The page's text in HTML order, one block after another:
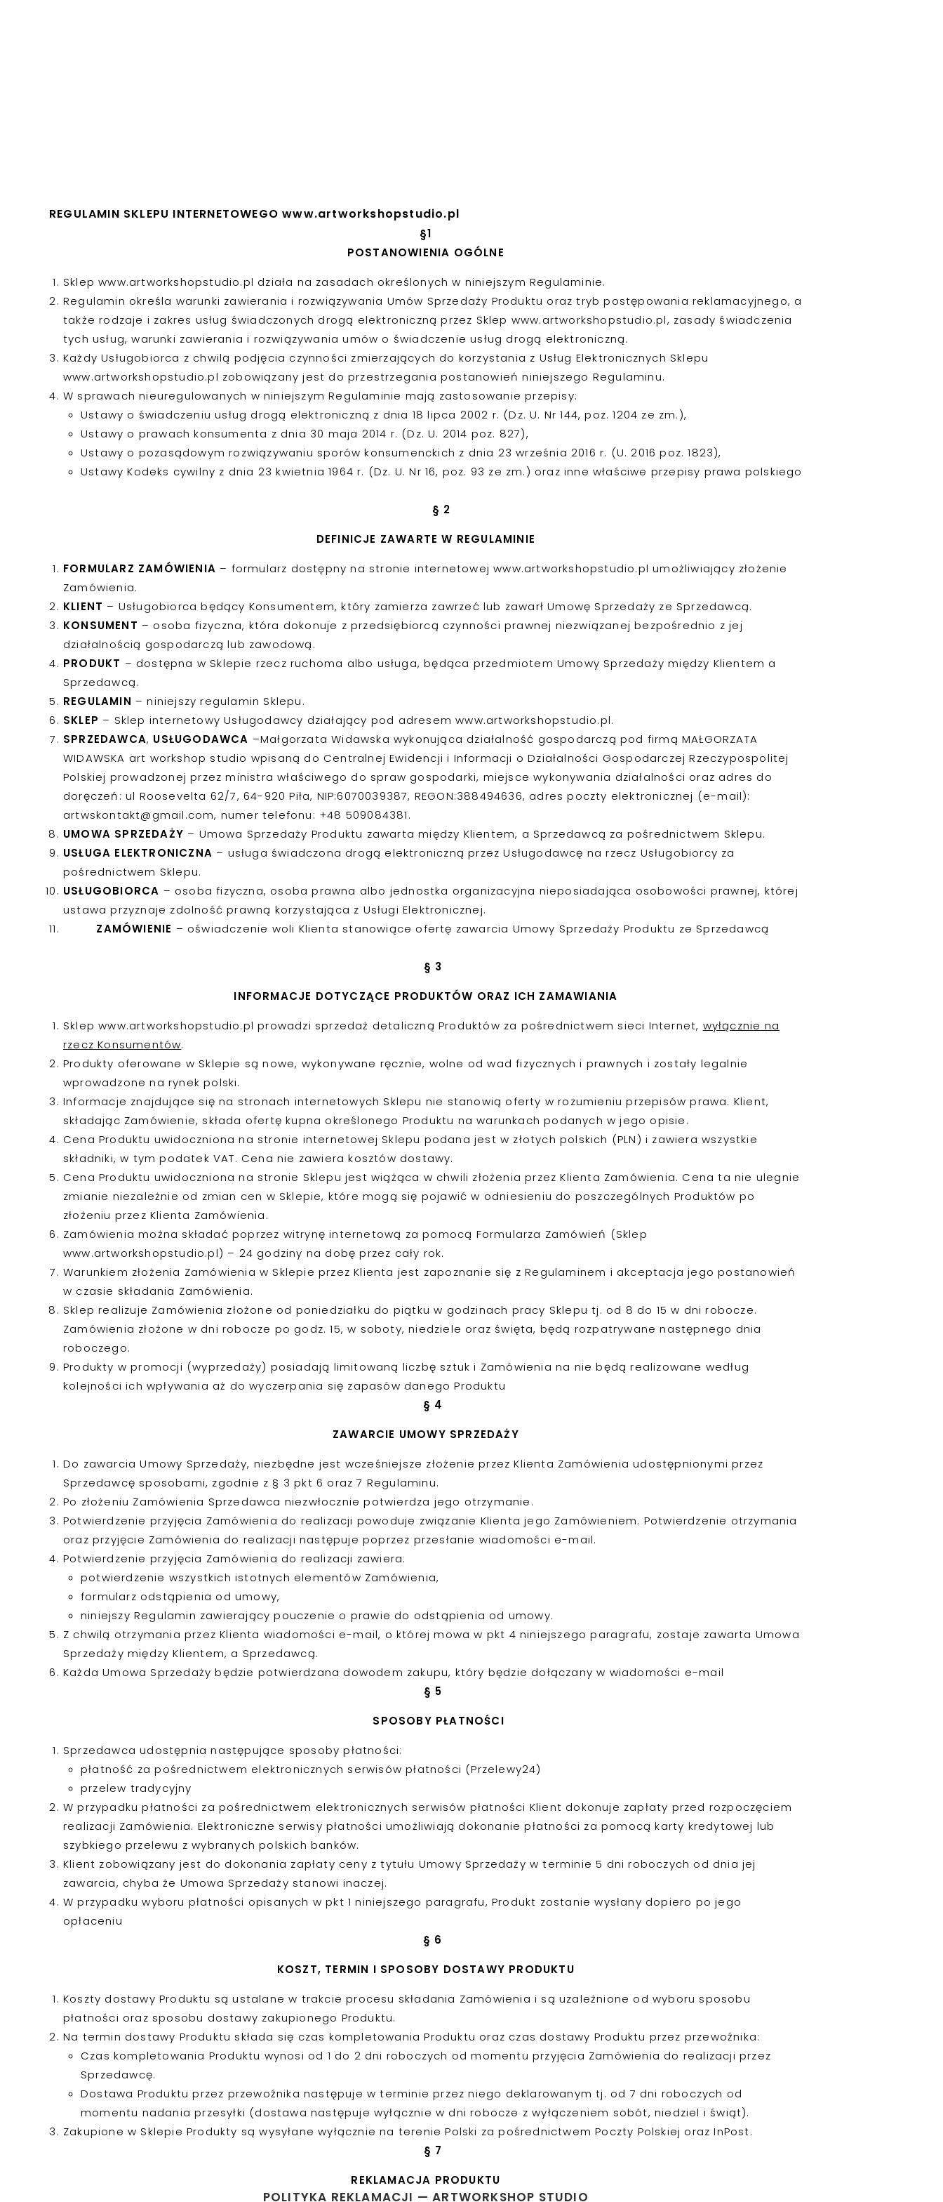
REGULAMIN SKLEPU INTERNETOWEGO www.artworkshopstudio.pl
§1
POSTANOWIENIA OGÓLNE
Sklep www.artworkshopstudio.pl działa na zasadach określonych w niniejszym Regulaminie.
Regulamin określa warunki zawierania i rozwiązywania Umów Sprzedaży Produktu oraz tryb postępowania reklamacyjnego, a
także rodzaje i zakres usług świadczonych drogą elektroniczną przez Sklep www.artworkshopstudio.pl, zasady świadczenia
tych usług, warunki zawierania i rozwiązywania umów o świadczenie usług drogą elektroniczną.
Każdy Usługobiorca z chwilą podjęcia czynności zmierzających do korzystania z Usług Elektronicznych Sklepu
www.artworkshopstudio.pl zobowiązany jest do przestrzegania postanowień niniejszego Regulaminu.
W sprawach nieuregulowanych w niniejszym Regulaminie mają zastosowanie przepisy:
Ustawy o świadczeniu usług drogą elektroniczną z dnia 18 lipca 2002 r. (Dz. U. Nr 144, poz. 1204 ze zm.),
Ustawy o prawach konsumenta z dnia 30 maja 2014 r. (Dz. U. 2014 poz. 827),
Ustawy o pozasądowym rozwiązywaniu sporów konsumenckich z dnia 23 września 2016 r. (U. 2016 poz. 1823),
Ustawy Kodeks cywilny z dnia 23 kwietnia 1964 r. (Dz. U. Nr 16, poz. 93 ze zm.) oraz inne właściwe przepisy prawa polskiego
§ 2
DEFINICJE ZAWARTE W REGULAMINIE
FORMULARZ ZAMÓWIENIA – formularz dostępny na stronie internetowej www.artworkshopstudio.pl umożliwiający złożenie
Zamówienia.
KLIENT – Usługobiorca będący Konsumentem, który zamierza zawrzeć lub zawarł Umowę Sprzedaży ze Sprzedawcą.
KONSUMENT – osoba fizyczna, która dokonuje z przedsiębiorcą czynności prawnej niezwiązanej bezpośrednio z jej
działalnością gospodarczą lub zawodową.
PRODUKT – dostępna w Sklepie rzecz ruchoma albo usługa, będąca przedmiotem Umowy Sprzedaży między Klientem a
Sprzedawcą.
REGULAMIN – niniejszy regulamin Sklepu.
SKLEP – Sklep internetowy Usługodawcy działający pod adresem www.artworkshopstudio.pl.
SPRZEDAWCA, USŁUGODAWCA –Małgorzata Widawska wykonująca działalność gospodarczą pod firmą MAŁGORZATA
WIDAWSKA art workshop studio wpisaną do Centralnej Ewidencji i Informacji o Działalności Gospodarczej Rzeczypospolitej
Polskiej prowadzonej przez ministra właściwego do spraw gospodarki, miejsce wykonywania działalności oraz adres do
doręczeń: ul Roosevelta 62/7, 64-920 Piła, NIP:6070039387, REGON:388494636, adres poczty elektronicznej (e-mail):
artwskontakt@gmail.com, numer telefonu: +48 509084381.
UMOWA SPRZEDAŻY – Umowa Sprzedaży Produktu zawarta między Klientem, a Sprzedawcą za pośrednictwem Sklepu.
USŁUGA ELEKTRONICZNA – usługa świadczona drogą elektroniczną przez Usługodawcę na rzecz Usługobiorcy za
pośrednictwem Sklepu.
USŁUGOBIORCA – osoba fizyczna, osoba prawna albo jednostka organizacyjna nieposiadająca osobowości prawnej, której
ustawa przyznaje zdolność prawną korzystająca z Usługi Elektronicznej.
ZAMÓWIENIE – oświadczenie woli Klienta stanowiące ofertę zawarcia Umowy Sprzedaży Produktu ze Sprzedawcą
§ 3
INFORMACJE DOTYCZĄCE PRODUKTÓW ORAZ ICH ZAMAWIANIA
Sklep www.artworkshopstudio.pl prowadzi sprzedaż detaliczną Produktów za pośrednictwem sieci Internet, wyłącznie na
rzecz Konsumentów.
Produkty oferowane w Sklepie są nowe, wykonywane ręcznie, wolne od wad fizycznych i prawnych i zostały legalnie
wprowadzone na rynek polski.
Informacje znajdujące się na stronach internetowych Sklepu nie stanowią oferty w rozumieniu przepisów prawa. Klient,
składając Zamówienie, składa ofertę kupna określonego Produktu na warunkach podanych w jego opisie.
Cena Produktu uwidoczniona na stronie internetowej Sklepu podana jest w złotych polskich (PLN) i zawiera wszystkie
składniki, w tym podatek VAT. Cena nie zawiera kosztów dostawy.
Cena Produktu uwidoczniona na stronie Sklepu jest wiążąca w chwili złożenia przez Klienta Zamówienia. Cena ta nie ulegnie
zmianie niezależnie od zmian cen w Sklepie, które mogą się pojawić w odniesieniu do poszczególnych Produktów po
złożeniu przez Klienta Zamówienia.
Zamówienia można składać poprzez witrynę internetową za pomocą Formularza Zamówień (Sklep
www.artworkshopstudio.pl) – 24 godziny na dobę przez cały rok.
Warunkiem złożenia Zamówienia w Sklepie przez Klienta jest zapoznanie się z Regulaminem i akceptacja jego postanowień
w czasie składania Zamówienia.
Sklep realizuje Zamówienia złożone od poniedziałku do piątku w godzinach pracy Sklepu tj. od 8 do 15 w dni robocze.
Zamówienia złożone w dni robocze po godz. 15, w soboty, niedziele oraz święta, będą rozpatrywane następnego dnia
roboczego.
Produkty w promocji (wyprzedaży) posiadają limitowaną liczbę sztuk i Zamówienia na nie będą realizowane według
kolejności ich wpływania aż do wyczerpania się zapasów danego Produktu
§ 4
ZAWARCIE UMOWY SPRZEDAŻY
Do zawarcia Umowy Sprzedaży, niezbędne jest wcześniejsze złożenie przez Klienta Zamówienia udostępnionymi przez
Sprzedawcę sposobami, zgodnie z § 3 pkt 6 oraz 7 Regulaminu.
Po złożeniu Zamówienia Sprzedawca niezwłocznie potwierdza jego otrzymanie.
Potwierdzenie przyjęcia Zamówienia do realizacji powoduje związanie Klienta jego Zamówieniem. Potwierdzenie otrzymania
oraz przyjęcie Zamówienia do realizacji następuje poprzez przesłanie wiadomości e-mail.
Potwierdzenie przyjęcia Zamówienia do realizacji zawiera:
potwierdzenie wszystkich istotnych elementów Zamówienia,
formularz odstąpienia od umowy,
niniejszy Regulamin zawierający pouczenie o prawie do odstąpienia od umowy.
Z chwilą otrzymania przez Klienta wiadomości e-mail, o której mowa w pkt 4 niniejszego paragrafu, zostaje zawarta Umowa
Sprzedaży między Klientem, a Sprzedawcą.
Każda Umowa Sprzedaży będzie potwierdzana dowodem zakupu, który będzie dołączany w wiadomości e-mail
§ 5
SPOSOBY PŁATNOŚCI
Sprzedawca udostępnia następujące sposoby płatności:
płatność za pośrednictwem elektronicznych serwisów płatności (Przelewy24)
przelew tradycyjny
W przypadku płatności za pośrednictwem elektronicznych serwisów płatności Klient dokonuje zapłaty przed rozpoczęciem
realizacji Zamówienia. Elektroniczne serwisy płatności umożliwiają dokonanie płatności za pomocą karty kredytowej lub
szybkiego przelewu z wybranych polskich banków.
Klient zobowiązany jest do dokonania zapłaty ceny z tytułu Umowy Sprzedaży w terminie 5 dni roboczych od dnia jej
zawarcia, chyba że Umowa Sprzedaży stanowi inaczej.
W przypadku wyboru płatności opisanych w pkt 1 niniejszego paragrafu, Produkt zostanie wysłany dopiero po jego
opłaceniu
§ 6
KOSZT, TERMIN I SPOSOBY DOSTAWY PRODUKTU
Koszty dostawy Produktu są ustalane w trakcie procesu składania Zamówienia i są uzależnione od wyboru sposobu
płatności oraz sposobu dostawy zakupionego Produktu.
Na termin dostawy Produktu składa się czas kompletowania Produktu oraz czas dostawy Produktu przez przewoźnika:
Czas kompletowania Produktu wynosi od 1 do 2 dni roboczych od momentu przyjęcia Zamówienia do realizacji przez
Sprzedawcę.
Dostawa Produktu przez przewoźnika następuje w terminie przez niego deklarowanym tj. od 7 dni roboczych od
momentu nadania przesyłki (dostawa następuje wyłącznie w dni robocze z wyłączeniem sobót, niedziel i świąt).
Zakupione w Sklepie Produkty są wysyłane wyłącznie na terenie Polski za pośrednictwem Poczty Polskiej oraz InPost.
§ 7
REKLAMACJA PRODUKTU
POLITYKA REKLAMACJI — ARTWORKSHOP STUDIO